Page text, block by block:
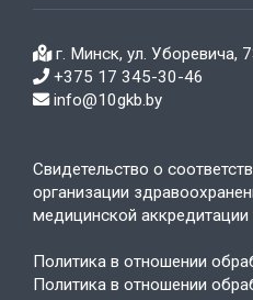
г. Минск, ул. Уборевича,
+375 17 345-30-46
info@10gkb.by
Свидетельство о
организации
медицинской
Политика в отношении
Политика в отношении